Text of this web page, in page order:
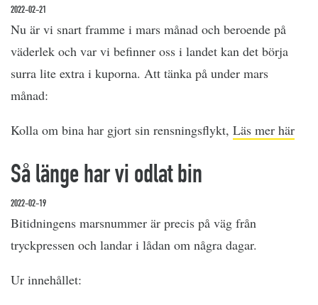
2022-02-21
Nu är vi snart framme i mars månad och beroende på
väderlek och var vi befinner oss i landet kan det börja
surra lite extra i kuporna. Att tänka på under mars
månad:
Kolla om bina har gjort sin rensningsflykt, Läs mer här
Så länge har vi odlat bin
2022-02-19
Bitidningens marsnummer är precis på väg från
tryckpressen och landar i lådan om några dagar.
Ur innehållet: